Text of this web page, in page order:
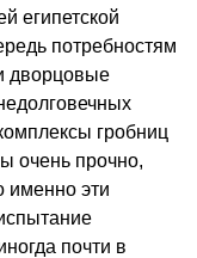
египет­ской
потребностям
дворцовые
гробниц
очень прочно,
именно эти
почти в